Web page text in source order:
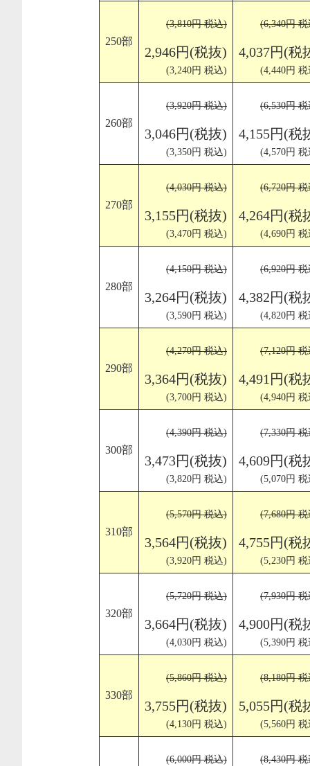
250部
(3,810円 税込)
2,946円(税抜)
(3,240円 税込)
(6,340円
4,037円(税
(4,440円
260部
(3,920円 税込)
3,046円(税抜)
(3,350円 税込)
(6,530円
4,155円(税
(4,570円
270部
(4,030円 税込)
3,155円(税抜)
(3,470円 税込)
(6,720円
4,264円(税
(4,690円
280部
(4,150円 税込)
3,264円(税抜)
(3,590円 税込)
(6,920円
4,382円(税
(4,820円
290部
(4,270円 税込)
3,364円(税抜)
(3,700円 税込)
(7,120円
4,491円(税
(4,940円
300部
(4,390円 税込)
3,473円(税抜)
(3,820円 税込)
(7,330円
4,609円(税
(5,070円
310部
(5,570円 税込)
3,564円(税抜)
(3,920円 税込)
(7,680円
4,755円(税
(5,230円
320部
(5,720円 税込)
3,664円(税抜)
(4,030円 税込)
(7,930円
4,900円(税
(5,390円
330部
(5,860円 税込)
3,755円(税抜)
(4,130円 税込)
(8,180円
5,055円(税
(5,560円
(6,000円 税込) (8,430円